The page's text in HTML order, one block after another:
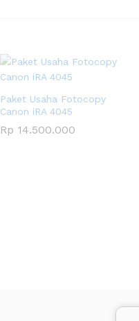
Paket Usaha Fotocopy
Canon iRA 4045
Rp 14.500.000